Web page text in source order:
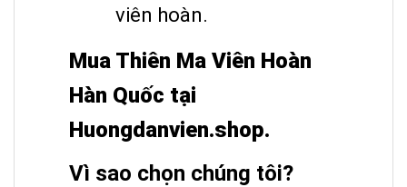
viên hoàn.
Mua Thiên Ma Viên Hoàn
Hàn Quốc tại
Huongdanvien.shop.
Vì sao chọn chúng tôi?